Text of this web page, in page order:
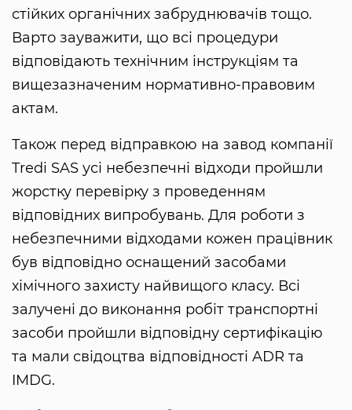
стійких органічних забруднювачів тощо.
Варто зауважити, що всі процедури
відповідають технічним інструкціям та
вищезазначеним нормативно-правовим
актам.
Також перед відправкою на завод компанії
Tredi SAS усі небезпечні відходи пройшли
жорстку перевірку з проведенням
відповідних випробувань. Для роботи з
небезпечними відходами кожен працівник
був відповідно оснащений засобами
хімічного захисту найвищого класу. Всі
залучені до виконання робіт транспортні
засоби пройшли відповідну сертифікацію
та мали свідоцтва відповідності ADR та
IMDG.